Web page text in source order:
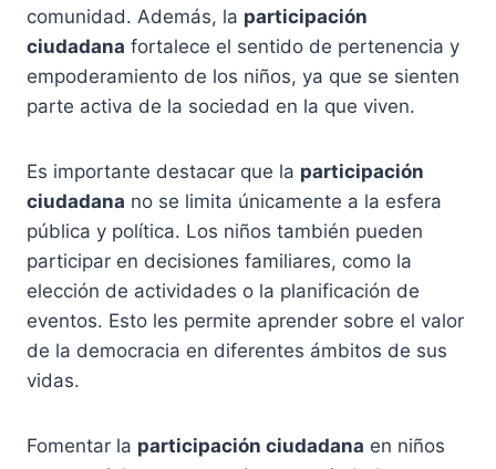
comunidad. Además, la participación
ciudadana fortalece el sentido de pertenencia y
empoderamiento de los niños, ya que se sienten
parte activa de la sociedad en la que viven.
Es importante destacar que la participación
ciudadana no se limita únicamente a la esfera
pública y política. Los niños también pueden
participar en decisiones familiares, como la
elección de actividades o la planificación de
eventos. Esto les permite aprender sobre el valor
de la democracia en diferentes ámbitos de sus
vidas.
Fomentar la participación ciudadana en niños